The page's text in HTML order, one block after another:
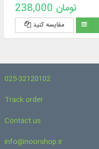
238,000 تومان
مقایسه کنید
025-32120102
Track order
Contact us
info@noorshop.ir